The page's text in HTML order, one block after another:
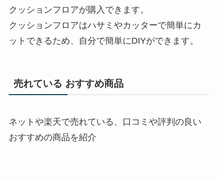
クッションフロアが購入できます。
クッションフロアはハサミやカッターで簡単にカ
ットできるため、自分で簡単にDIYができます。
売れている おすすめ商品
ネットや楽天で売れている、口コミや評判の良い
おすすめの商品を紹介